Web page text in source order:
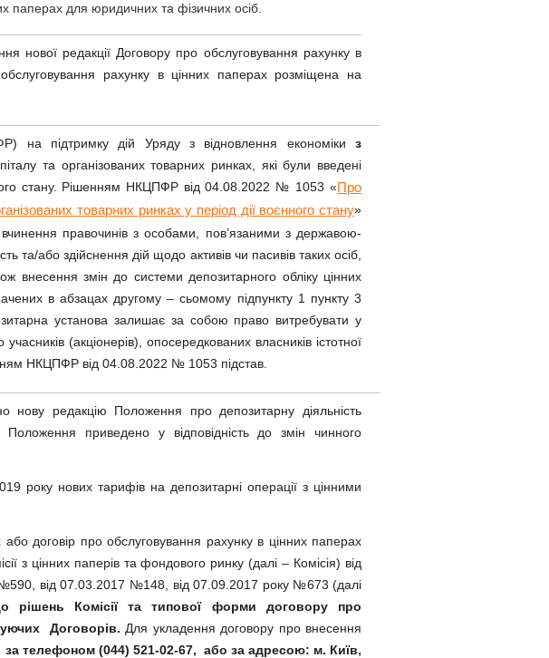
паперах для юридичних та фізичних осіб.
редакції Договору про обслуговування рахунку в
рахунку в цінних паперах розміщена на
на підтримку дій Уряду з відновлення економіки з
та організованих товарних ринках, які були введені
стану. Рішенням НКЦПФР від 04.08.2022 № 1053 «Про
товарних ринках у період дії воєнного стану»
правочинів з особами, пов’язаними з державою-
та/або здійснення дій щодо активів чи пасивів таких осіб,
внесення змін до системи депозитарного обліку цінних
в абзацах другому – сьомому підпункту 1 пункту 3
установа залишає за собою право витребувати у
(акціонерів), опосередкованих власників істотної
НКЦПФР від 04.08.2022 № 1053 підстав.
редакцію Положення про депозитарну діяльність
приведено у відповідність до змін чинного
року нових тарифів на депозитарні операції з цінними
договір про обслуговування рахунку в цінних паперах
з цінних паперів та фондового ринку (далі – Комісія) від
від 07.03.2017 №148, від 07.09.2017 року №673 (далі
рішень Комісії та типової форми договору про
Договорів. Для укладення договору про внесення
за телефоном (044) 521-02-67, або за адресою: м. Київ,